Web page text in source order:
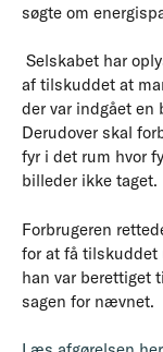
søgte om
Selskabet har
af tilskuddet at
der var indgået en
Derudover skal
fyr i det rum hvor
billeder ikke taget.
Forbrugeren
for at få tilskuddet
han var berettiget
sagen for nævnet.